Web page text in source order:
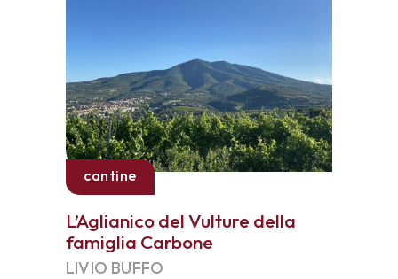
cantine
L’Aglianico del Vulture della
famiglia Carbone
LIVIO BUFFO